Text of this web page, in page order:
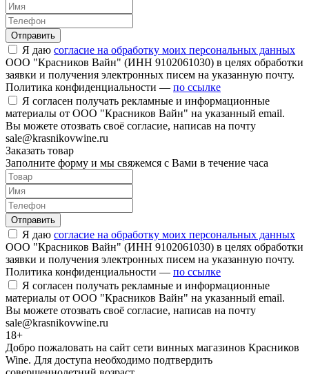
Отправить
Я даю согласие на обработку моих персональных данных
ООО "Красников Вайн" (ИНН 9102061030) в целях обработки
заявки и получения электронных писем на указанную почту.
Политика конфиденциальности — по ссылке
Я согласен получать рекламные и информационные
материалы от ООО "Красников Вайн" на указанный email.
Вы можете отозвать своё согласие, написав на почту
sale@krasnikovwine.ru
Заказать товар
Заполните форму и мы свяжемся с Вами в течение часа
Отправить
Я даю согласие на обработку моих персональных данных
ООО "Красников Вайн" (ИНН 9102061030) в целях обработки
заявки и получения электронных писем на указанную почту.
Политика конфиденциальности — по ссылке
Я согласен получать рекламные и информационные
материалы от ООО "Красников Вайн" на указанный email.
Вы можете отозвать своё согласие, написав на почту
sale@krasnikovwine.ru
18+
Добро пожаловать на сайт сети винных магазинов Красников
Wine. Для доступа необходимо подтвердить